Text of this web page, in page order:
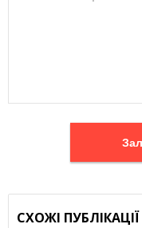
СХОЖІ ПУБЛІКАЦІЇ